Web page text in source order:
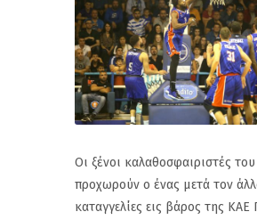
Οι ξένοι καλαθοσφαιριστές
προχωρούν ο ένας μετά τον
καταγγελίες εις βάρος της ΚΑΕ